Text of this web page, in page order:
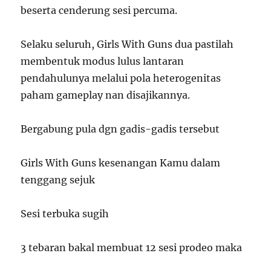
beserta cenderung sesi percuma.
Selaku seluruh, Girls With Guns dua pastilah
membentuk modus lulus lantaran
pendahulunya melalui pola heterogenitas
paham gameplay nan disajikannya.
Bergabung pula dgn gadis-gadis tersebut
Girls With Guns kesenangan Kamu dalam
tenggang sejuk
Sesi terbuka sugih
3 tebaran bakal membuat 12 sesi prodeo maka